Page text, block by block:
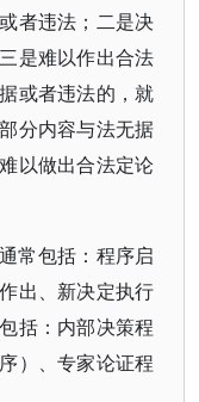
者违法；二是决
是难以作出合法
或者违法的，就
分内容与法无据
以做出合法定论
常包括：程序启
出、新决定执行
括：内部决策程
）、专家论证程